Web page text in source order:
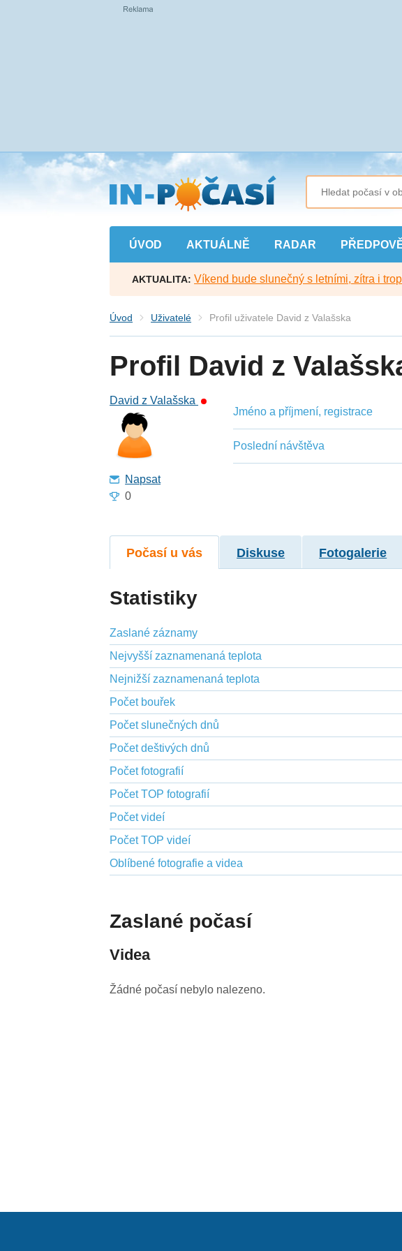
Přejít
na
hlavní
obsah
ÚVOD AKTUÁLNĚ RADAR
AKTUALITA: Víkend bude slunečný s letními, zítra i
Úvod Uživatelé Profil uživatele David z Valašska
Profil David z
David z Valašska
Napsat
0
Jméno a příjmení, registrace
Poslední návštěva
Počasí u vás Diskuse Fotogalerie
Statistiky
Zaslané záznamy
Nejvyšší zaznamenaná teplota
Nejnižší zaznamenaná teplota
Počet bouřek
Počet slunečných dnů
Počet deštivých dnů
Počet fotografií
Počet TOP fotografií
Počet videí
Počet TOP videí
Oblíbené fotografie a videa
Zaslané počasí
Videa
Žádné počasí nebylo nalezeno.